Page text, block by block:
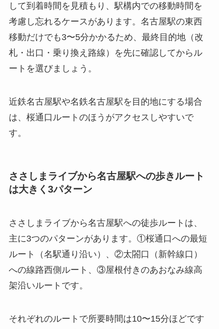
して到着時間を見積もり、駅構内での移動時間を
考慮し忘れるケースがあります。名古屋駅の東西
移動だけでも3〜5分かかるため、最終目的地（改
札・出口・乗り換え路線）を先に確認してからル
ートを選びましょう。
近鉄名古屋駅や名鉄名古屋駅を目的地にする場合
は、桜通口ルートのほうがアクセスしやすいで
す。
ささしまライブから名古屋駅への歩きルート
は大きく3パターン
ささしまライブから名古屋駅への徒歩ルートは、
主に3つのパターンがあります。①桜通口への最短
ルート（名駅通り沿い）、②太閤口（新幹線口）
への線路西側ルート、③屋根付きのあおなみ線高
架沿いルートです。
それぞれのルートで所要時間は10〜15分ほどです